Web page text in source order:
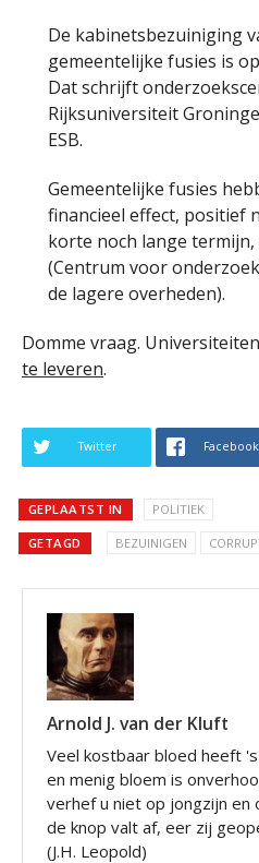
De kabinetsbezuiniging
gemeentelijke fusies is
Dat schrijft
Rijksuniversiteit
ESB.
Gemeentelijke fusies
financieel effect, positief
korte noch lange
(Centrum voor
de lagere overheden).
Domme vraag.
te leveren.
Twitter Facebook
GEPLAATST IN POLITIEK
GETAGD BEZUINIGEN
Arnold J. van der Kluft
Veel kostbaar bloed heeft
en menig bloem is
verhef u niet op jongzijn en
de knop valt af, eer zij
(J.H. Leopold)